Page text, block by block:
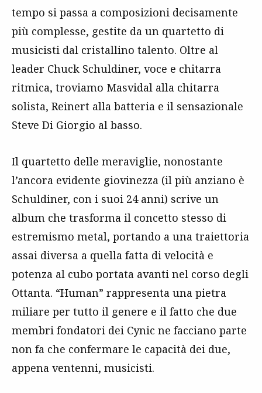
tempo si passa a composizioni decisamente
più complesse, gestite da un quartetto di
musicisti dal cristallino talento. Oltre al
leader Chuck Schuldiner, voce e chitarra
ritmica, troviamo Masvidal alla chitarra
solista, Reinert alla batteria e il sensazionale
Steve Di Giorgio al basso.
Il quartetto delle meraviglie, nonostante
l’ancora evidente giovinezza (il più anziano è
Schuldiner, con i suoi 24 anni) scrive un
album che trasforma il concetto stesso di
estremismo metal, portando a una traiettoria
assai diversa a quella fatta di velocità e
potenza al cubo portata avanti nel corso degli
Ottanta. “Human” rappresenta una pietra
miliare per tutto il genere e il fatto che due
membri fondatori dei Cynic ne facciano parte
non fa che confermare le capacità dei due,
appena ventenni, musicisti.